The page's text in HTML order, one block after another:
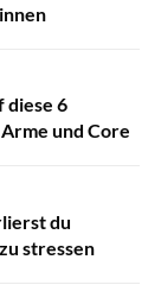
diese 6
und Core
du
stressen